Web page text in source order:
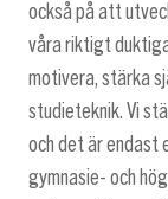
också på att
våra riktigt
motivera, stärka
studieteknik. Vi
och det är endast
gymnasie- och